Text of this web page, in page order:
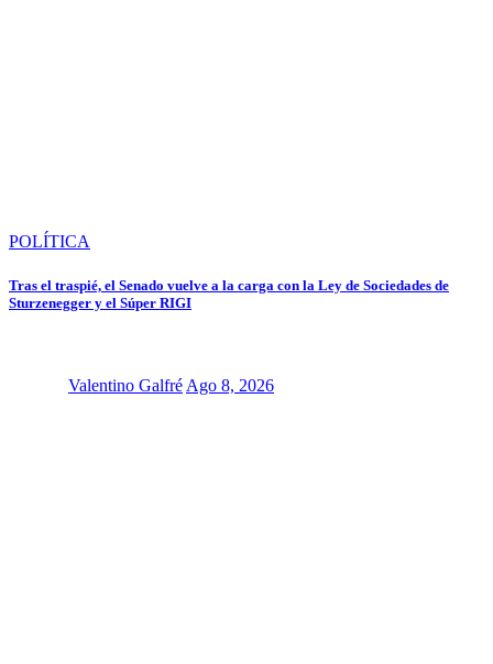
POLÍTICA
Tras el traspié, el Senado vuelve a la carga con la Ley de Sociedades de
Sturzenegger y el Súper RIGI
Valentino Galfré Ago 8, 2026